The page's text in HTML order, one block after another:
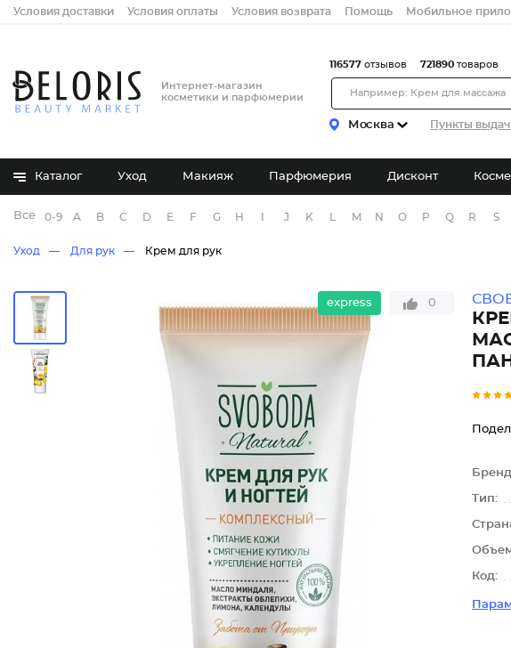
Условия доставки Условия оплаты Условия возврата Помощь Мобильное
Интернет-магазин
косметики и парфюмерии
Москва Пункты
116577 отзывов 721890 товаров
Каталог Уход Макияж Парфюмерия Дисконт
Все бренды
0-9 A B C D E F G H J K M N O P Q R S
Уход Для рук Крем для рук
express 0
Тип:
Код: